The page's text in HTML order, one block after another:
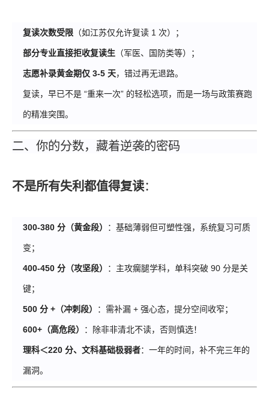
复读次数受限（如江苏仅允许复读1 次）；
部分专业直接拒收复读生（军医、国防类等）；
志愿补录黄金期仅 3-5 天，错过再无退路。
复读，早已不是 “重来一次” 的轻松选项，而是一场与政策赛跑
的精准突围。
二、你的分数，藏着逆袭的密码
不是所有失利都值得复读：
300-380 分（黄金段） ：基础薄弱但可塑性强，系统复习可质
变；
400-450 分（攻坚段） ：主攻瘸腿学科，单科突破 90 分是关
键；
500 分 +（冲刺段） ：需补漏 + 强心态，提分空间收窄；
600+（高危段） ：除非非清北不读，否则慎选！
理科＜220 分、文科基础极弱者：一年的时间，补不完三年的
漏洞。